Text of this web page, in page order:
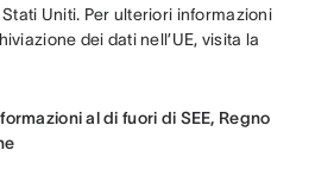
Uniti. Per ulteriori informazioni
dei dati nell’UE, visita la
al di fuori di SEE, Regno